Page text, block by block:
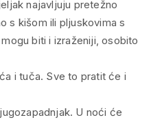
najavljuju pretežno
s kišom ili pljuskovima s
biti i izraženiji, osobito
i tuča. Sve to pratit će i
U noći će